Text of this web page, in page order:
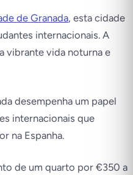
de Granada, esta cidade
internacionais. A
vibrante vida noturna e
desempenha um papel
internacionais que
na Espanha.
de um quarto por €350 a